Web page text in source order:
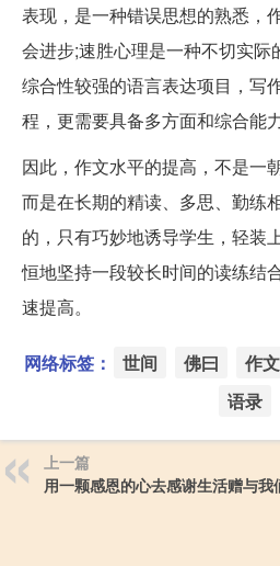
表现，是一种错误思想的熟悉，
会进步;速胜心理是一种不切实际
综合性较强的语言表达项目，写
程，更需要具备多方面和综合能力
因此，作文水平的提高，不是一
而是在长期的精读、多思、勤练
的，只有巧妙地诱导学生，轻装
恒地坚持一段较长时间的读练结
速提高。
网络标签： 世间 佛曰 作文
语录
上一篇
用一颗感恩的心去感谢生活赠与我